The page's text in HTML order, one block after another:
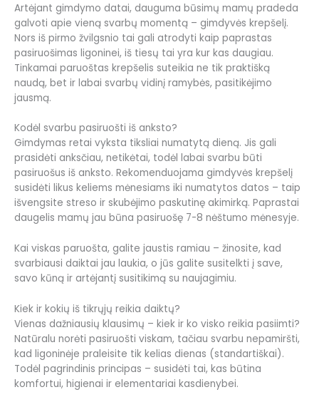
Artėjant gimdymo datai, dauguma būsimų mamų pradeda
galvoti apie vieną svarbų momentą – gimdyvės krepšelį.
Nors iš pirmo žvilgsnio tai gali atrodyti kaip paprastas
pasiruošimas ligoninei, iš tiesų tai yra kur kas daugiau.
Tinkamai paruoštas krepšelis suteikia ne tik praktišką
naudą, bet ir labai svarbų vidinį ramybės, pasitikėjimo
jausmą.
Kodėl svarbu pasiruošti iš anksto?
Gimdymas retai vyksta tiksliai numatytą dieną. Jis gali
prasidėti anksčiau, netikėtai, todėl labai svarbu būti
pasiruošus iš anksto. Rekomenduojama gimdyvės krepšelį
susidėti likus keliems mėnesiams iki numatytos datos – taip
išvengsite streso ir skubėjimo paskutinę akimirką. Paprastai
daugelis mamų jau būna pasiruošę 7-8 nėštumo mėnesyje.
Kai viskas paruošta, galite jaustis ramiau – žinosite, kad
svarbiausi daiktai jau laukia, o jūs galite susitelkti į save,
savo kūną ir artėjantį susitikimą su naujagimiu.
Kiek ir kokių iš tikrųjų reikia daiktų?
Vienas dažniausių klausimų – kiek ir ko visko reikia pasiimti?
Natūralu norėti pasiruošti viskam, tačiau svarbu nepamiršti,
kad ligoninėje praleisite tik kelias dienas (standartiškai).
Todėl pagrindinis principas – susidėti tai, kas būtina
komfortui, higienai ir elementariai kasdienybei.